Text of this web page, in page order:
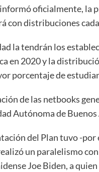
informó oficialmente, la
con distribuciones
la tendrán los
en 2020 y la
porcentaje de
de las netbooks
Autónoma de
del Plan tuvo -por
un paralelismo
Joe Biden, a